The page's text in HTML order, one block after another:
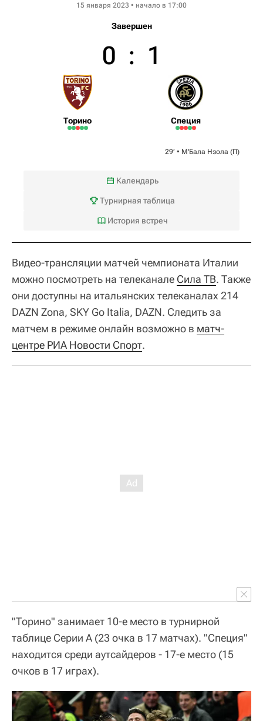
15 января 2023 • начало в 17:00
Завершен
Торино
0 : 1
Специя
29‎’‎ • М'Бала Нзола (П)
Календарь
Турнирная таблица
История встреч
Видео-трансляции матчей чемпионата Италии
можно посмотреть на телеканале Сила ТВ. Также
они доступны на итальянских телеканалах 214
DAZN Zona, SKY Go Italia, DAZN. Следить за
матчем в режиме онлайн возможно в матч-
центре РИА Новости Спорт.
"Торино" занимает 10-е место в турнирной
таблице Серии А (23 очка в 17 матчах). "Специя"
находится среди аутсайдеров - 17-е место (15
очков в 17 играх).